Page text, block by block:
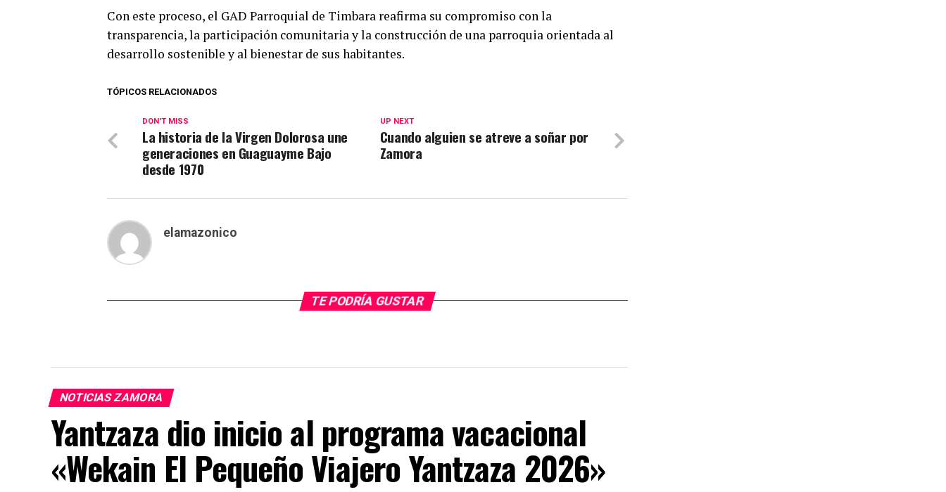
Con este proceso, el GAD Parroquial de Timbara reafirma su compromiso con la
transparencia, la participación comunitaria y la construcción de una parroquia orientada al
desarrollo sostenible y al bienestar de sus habitantes.
TÓPICOS RELACIONADOS
UP NEXT
Cuando alguien se atreve a soñar por
Zamora
DON'T MISS
La historia de la Virgen Dolorosa une
generaciones en Guaguayme Bajo
desde 1970
elamazonico
TE PODRÍA GUSTAR
NOTICIAS ZAMORA
Yantzaza dio inicio al programa vacacional
«Wekain El Pequeño Viajero Yantzaza 2026»